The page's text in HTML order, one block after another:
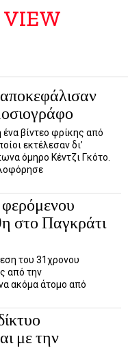
VIEW
αποκεφάλισαν
βίντεο φρίκης από
εκτέλεσαν δι’
όμηρο Κέντζι Γκότο.
στο Παγκράτι
του 31χρονου
από την
ακόμα άτομο από
με την